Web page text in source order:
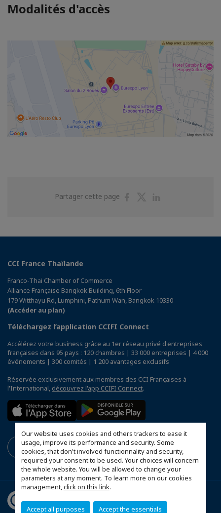
Our website uses cookies and others trackers to ease it
usage, improve its performance and security. Some
cookies, that don't involved functionnality and security,
required your consent to be used. Your choices will concern
the whole website. You will be allowed to change your
parameters at any moment. To learn more on our cookies
management,click on this link.
Accept all purposes Accept the essentials
Modalités d'accès
Partager cette page
PartagerPartager
CCI France Thaïlande
Franco-Thai Chamber of Commerce
Alliance Française Bangkok Building, 6th Floor
179 Witthayu Rd, Lumphini, Pathum Wan, Bangkok 10330
(Accéder au plan)
Téléchargez l’application CCIFI Connect
Accélérez votre business grâce au 1er réseau privé d'entreprises
françaises dans 95 pays : 120 chambres | 33 000 entreprises | 4 000
événements | 300 comités | 1 200 avantages exclusifs
Réservée exclusivement aux membres des CCI Françaises à
l'International, découvrez l'app CCIFI Connect.